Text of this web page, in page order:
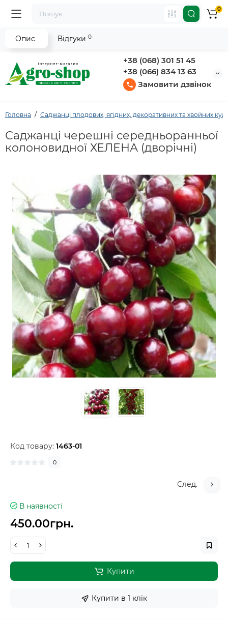
+38 (068) 301 51 45
+38 (066) 834 13 63
Замовити дзвінок
0
Головна Саджанці плодових, ягідних, декоративних та хвойних
Саджанці черешні середньоранньої
колоновидної ХЕЛЕНА (дворічні)
Код товару: 1463-01
0
След.
В наявності
450.00грн.
Купити
Купити в 1 клiк
Опис Відгуки 0